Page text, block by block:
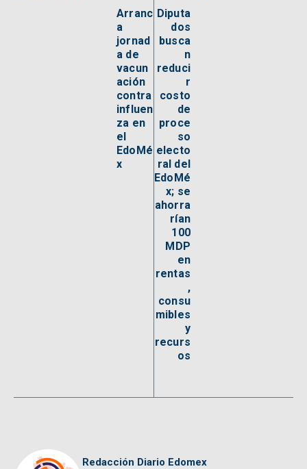
Arranc
a
jornad
a de
vacun
ación
contra
influen
za en
el
EdoMé
x
Diputa
dos
busca
n
reduci
r
costo
de
proce
so
electo
ral del
EdoMé
x; se
ahorra
rían
100
MDP
en
rentas
,
consu
mibles
y
recurs
os
Redacción Diario Edomex